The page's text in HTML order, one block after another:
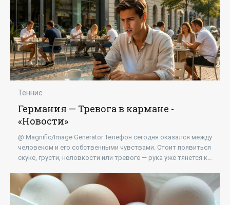
Теннис
Германия — Тревога в кармане -
«Новости»
@ Magnific/Image Generator Телефон сегодня оказался между
человеком и его собственными чувствами. Стоит появиться
скуке, грусти, неловкости или тревоге — рука уже тянется к